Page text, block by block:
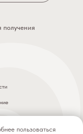
получения
пользоваться